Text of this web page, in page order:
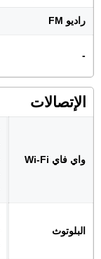
راديو FM
-
الإتصالات
واي فاي Wi-Fi
البلوتوث